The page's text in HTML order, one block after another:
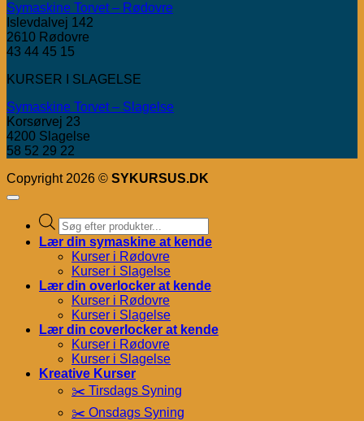
Symaskine Torvet – Rødovre
Islevdalvej 142
2610 Rødovre
43 44 45 15
KURSER I SLAGELSE
Symaskine Torvet – Slagelse
Korsørvej 23
4200 Slagelse
58 52 29 22
Copyright 2026 © SYKURSUS.DK
Products
search
Lær din symaskine at kende
Kurser i Rødovre
Kurser i Slagelse
Lær din overlocker at kende
Kurser i Rødovre
Kurser i Slagelse
Lær din coverlocker at kende
Kurser i Rødovre
Kurser i Slagelse
Kreative Kurser
✂️ Tirsdags Syning
✂️ Onsdags Syning